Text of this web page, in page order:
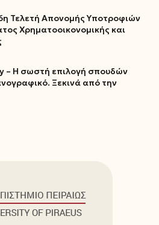
Τελετή Απονομής Υποτροφιών
Χρηματοοικονομικής και
– Η σωστή επιλογή σπουδών
Ξεκινά από την